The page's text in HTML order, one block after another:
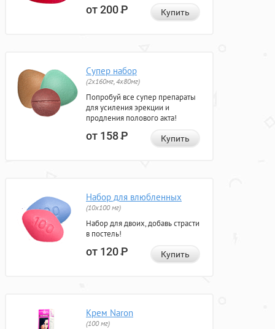
от 200Р Купить
Супер набор
(2х160мг, 4х80мг)
Попробуй все супер препараты
для усиления эрекции и
продления полового акта!
от 158Р Купить
Набор для влюбленных
(10х100 мг)
Набор для двоих, добавь страсти
в постель!
от 120Р Купить
Крем Naron
(100 мг)